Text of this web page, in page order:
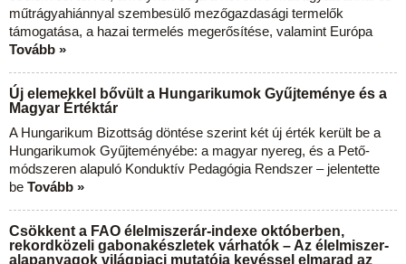
műtrágyahiánnyal szembesülő mezőgazdasági termelők
támogatása, a hazai termelés megerősítése, valamint Európa
Tovább »
Új elemekkel bővült a Hungarikumok Gyűjteménye és a
Magyar Értéktár
A Hungarikum Bizottság döntése szerint két új érték került be a
Hungarikumok Gyűjteményébe: a magyar nyereg, és a Pető-
módszeren alapuló Konduktív Pedagógia Rendszer – jelentette
be Tovább »
Csökkent a FAO élelmiszerár-indexe októberben,
rekordközeli gabonakészletek várhatók – Az élelmiszer-
alapanyagok világpiaci mutatója kevéssel elmarad az